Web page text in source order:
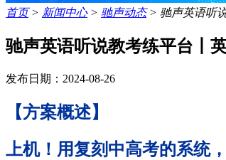
首页> 新闻中心> 驰声动态> 驰声英语听
驰声英语听说教考练平台丨
发布日期：2024-08-26
【方案概述】
上机！用复刻中高考的系统